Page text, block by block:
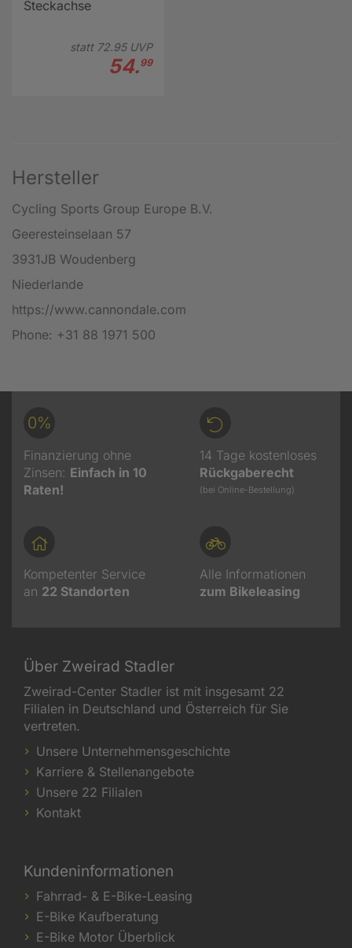
Steckachse
statt 72.95UVP
54.99
Hersteller
Cycling Sports Group Europe B.V.
Geeresteinselaan 57
3931JB Woudenberg
Niederlande
https://www.cannondale.com
Phone: +31 88 1971 500
0%
Finanzierung ohne
Zinsen: Einfach in 10
Raten!
14 Tage kostenloses
Rückgaberecht
(bei Online-Bestellung)
Kompetenter Service
an 22 Standorten
Alle Informationen
zum Bikeleasing
Über Zweirad Stadler
Zweirad-Center Stadler ist mit insgesamt 22
Filialen in Deutschland und Österreich für Sie
vertreten.
Unsere Unternehmensgeschichte
Karriere & Stellenangebote
Unsere 22 Filialen
Kontakt
Kundeninformationen
Fahrrad- & E-Bike-Leasing
E-Bike Kaufberatung
E-Bike Motor Überblick